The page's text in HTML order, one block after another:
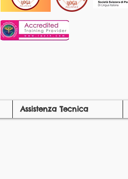
Assistenza Tecnica